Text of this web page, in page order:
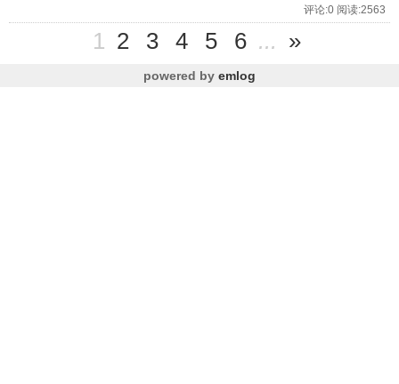
评论:0 阅读:2563
1 2 3 4 5 6 ... »
powered by emlog